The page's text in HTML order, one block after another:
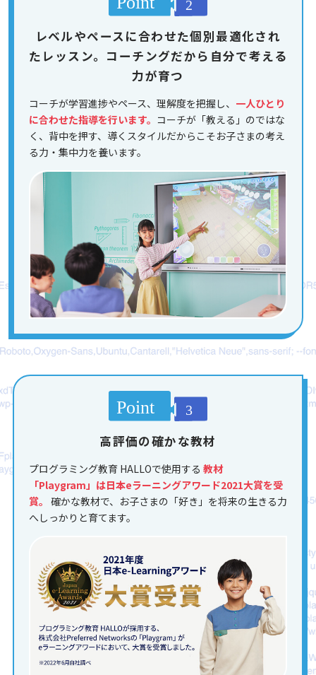
レベルやペースに合わせた個別最適化され
たレッスン。コーチングだから自分で考える
力が育つ
コーチが学習進捗やペース、理解度を把握し、 一人ひとり
に合わせた指導を行います。 コーチが「教える」のではな
く、背中を押す、導くスタイルだからこそお子さまの考え
る力・集中力を養います。
高評価の確かな教材
プログラミング教育 HALLOで使用する 教材
「Playgram」は日本eラーニングアワード2021大賞を受
賞。 確かな教材で、お子さまの「好き」を将来の生きる力
へしっかりと育てます。